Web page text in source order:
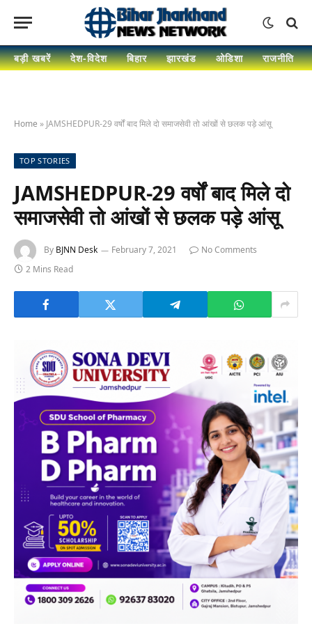
बड़ी खबरें देश-विदेश बिहार झारखंड ओडिशा राजनीति
Home » JAMSHEDPUR-29 वर्षों बाद मिले दो समाजसेवी तो आंखों से छलक पड़े आंसू
TOP STORIES
JAMSHEDPUR-29 वर्षों बाद मिले दो
समाजसेवी तो आंखों से छलक पड़े आंसू
By BJNN Desk February 7, 2021
No Comments
2 Mins Read